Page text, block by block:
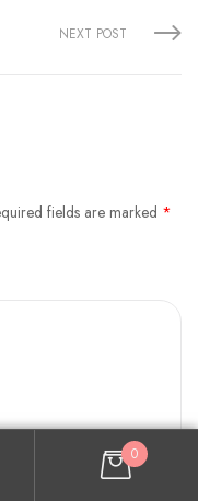
NEXT POST
fields are marked *
0